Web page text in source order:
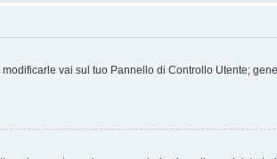
vai sul tuo Pannello di Controllo Utente;